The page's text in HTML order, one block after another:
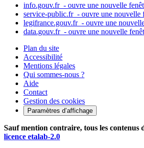
info.gouv.fr - ouvre une nouvelle
service-public.fr - ouvre une nouvelle
legifrance.gouv.fr - ouvre une
data.gouv.fr - ouvre une nouvelle
Plan du site
Accessibilité
Mentions légales
Qui sommes-nous ?
Aide
Contact
Gestion des cookies
Paramètres d’affichage
Sauf mention contraire, tous les contenus
licence etalab-2.0